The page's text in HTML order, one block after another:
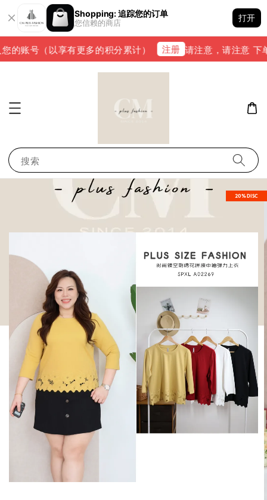
Shopping: 追踪您的订单
您信赖的商店
打开
的账号（以享有更多的积分累计） 注册 请注意，请注意 下
搜索
20%DISC